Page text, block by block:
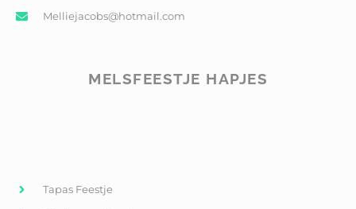
Melliejacobs@hotmail.com
MELSFEESTJE HAPJES
Tapas Feestje